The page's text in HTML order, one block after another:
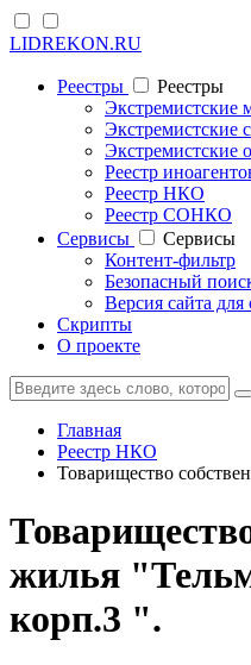
LIDREKON.RU
Реестры
Реестры
Экстремистские
Экстремистские
Экстремистские
Реестр
Реестр НКО
Реестр СОНКО
Cервисы
Cервисы
Контент-фильтр
Безопасный
Версия сайта
Скрипты
О проекте
Главная
Реестр НКО
Товарищество
жилья
корп.3 ".